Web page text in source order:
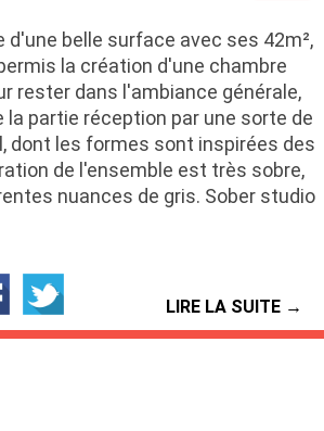
d'une belle surface avec ses 42m²,
la création d'une chambre
rester dans l'ambiance générale,
la partie réception par une sorte de
dont les formes sont inspirées des
de l'ensemble est très sobre,
nuances de gris. Sober studio
LIRE LA SUITE →